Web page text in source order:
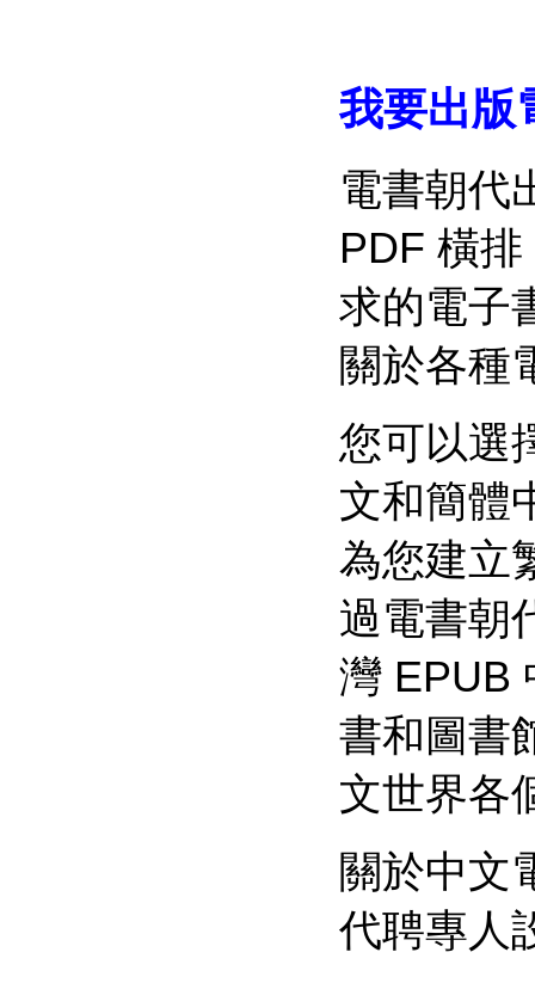
我要出版
電書朝代
PDF 橫
求的電子
關於各種
您可以選
文和簡體
為您建立
過電書朝
灣 EPUB
書和圖書
文世界各
關於中文
代聘專人